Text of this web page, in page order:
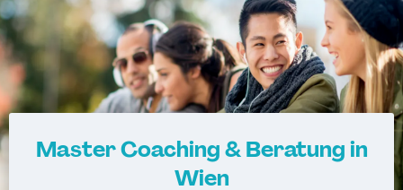
Medizinische Informatik
Medizintechnik
Modemanagement
Nachhaltiges Management New Work
Online Marketing
Online Marketing (DE/EN)
Personalentwicklung
Personalmanagement
Master Coaching & Beratung in
Wien